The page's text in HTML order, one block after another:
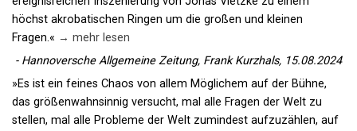
höchst akrobatischen Ringen um die großen und kleinen
Fragen.« → mehr lesen
- Hannoversche Allgemeine Zeitung, Frank Kurzhals, 15.08.2024
»Es ist ein feines Chaos von allem Möglichem auf der Bühne,
das größenwahnsinnig versucht, mal alle Fragen der Welt zu
stellen, mal alle Probleme der Welt zumindest aufzuzählen, auf